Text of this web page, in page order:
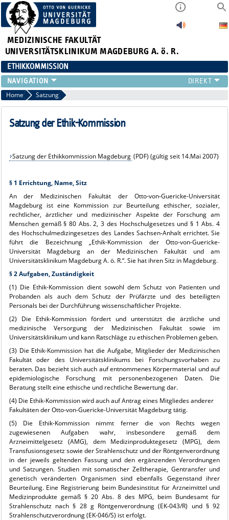
MEDIZINISCHE FAKULTÄT
UNIVERSITÄTSKLINIKUM MAGDEBURG A. ö. R.
ETHIKKOMMISSION
ANTRÄGE
GEBÜHREN
MITGLIEDER
LINKS
Home Satzung
Satzung der Ethik-Kommission
Satzung der Ethikkommission Magdeburg (PDF) (gültig seit 14.Mai 2007)
§ 1 Errichtung, Name, Sitz
An der Medizinischen Fakultät der Otto-von-Guericke-Universität
Magdeburg ist eine Kommission zur Beurteilung ethischer, sozialer,
rechtlicher, ärztlicher und medizinischer Aspekte der Forschung am
Menschen gemäß § 80 Abs. 2, 3 des Hochschulgesetzes und § 1 Abs. 4
des Hochschulmedizingesetzes des Landes Sachsen-Anhalt errichtet. Sie
führt die Bezeichnung „Ethik-Kommission der Otto-von-Guericke-
Universität Magdeburg an der Medizinischen Fakultät und am
Universitätsklinikum Magdeburg A. ö. R.“. Sie hat ihren Sitz in Magdeburg.
§ 2 Aufgaben, Zuständigkeit
(1) Die Ethik-Kommission dient sowohl dem Schutz von Patienten und
Probanden als auch dem Schutz der Prüfärzte und des beteiligten
Personals bei der Durchführung wissenschaftlicher Projekte.
(2) Die Ethik-Kommission fördert und unterstützt die ärztliche und
medizinische Versorgung der Medizinischen Fakultät sowie im
Universitätsklinikum und kann Ratschläge zu ethischen Problemen geben.
(3) Die Ethik-Kommission hat die Aufgabe, Mitglieder der Medizinischen
Fakultät oder des Universitätsklinikums bei Forschungsvorhaben zu
beraten. Das bezieht sich auch auf entnommenes Körpermaterial und auf
epidemiologische Forschung mit personenbezogenen Daten. Die
Beratung stellt eine ethische und rechtliche Bewertung dar.
(4) Die Ethik-Kommission wird auch auf Antrag eines Mitgliedes anderer
Fakultäten der Otto-von-Guericke-Universität Magdeburg tätig.
(5) Die Ethik-Kommission nimmt ferner die von Rechts wegen
zugewiesenen Aufgaben wahr, insbesondere gemäß dem
Arzneimittelgesetz (AMG), dem Medizinproduktegesetz (MPG), dem
Transfusionsgesetz sowie der Strahlenschutz und der Röntgenverordnung
in der jeweils geltenden Fassung und den ergänzenden Verordnungen
und Satzungen. Studien mit somatischer Zelltherapie, Gentransfer und
genetisch veränderten Organismen sind ebenfalls Gegenstand ihrer
Beurteilung. Eine Registrierung beim Bundesinstitut für Arzneimittel und
Medizinprodukte gemäß § 20 Abs. 8 des MPG, beim Bundesamt für
Strahlenschutz nach § 28 g Röntgenverordnung (EK-043/R) und § 92
Strahlenschutzverordnung (EK-046/S) ist erfolgt.